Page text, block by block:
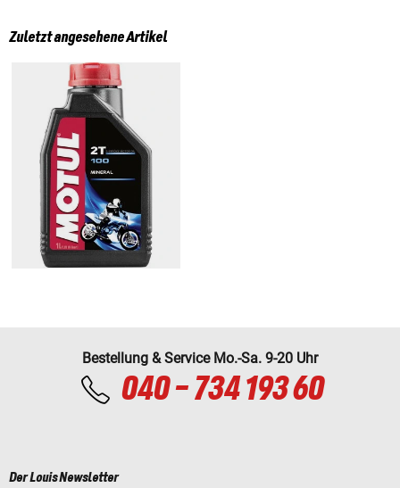
Zuletzt angesehene Artikel
Bestellung & Service Mo.-Sa. 9-20 Uhr
040 - 734 193 60
Der Louis Newsletter